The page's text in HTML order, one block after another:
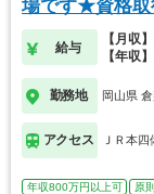
場です★資格取
給与
【月収
【年収
勤務地 岡山県
アクセス ＪＲ本
年収800万円以上可 原